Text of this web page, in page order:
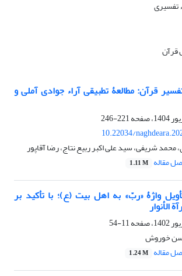
قرآن
قرآن: مطالعۀ تطبیقی آراء جوادی آملی و
221-246
10.22034/
شریفی، سید علی اکبر ربیع نتاج، رضا آقاپور
مقاله 1.11 M
واژۀ «ربّ» به اهل بیت (ع)؛ با تأکید بر
الأنوار
11-54
خوروش
مقاله 1.24 M